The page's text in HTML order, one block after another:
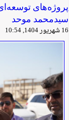
پروژه‌های توسعه‌ای
سیدمحمد موحد
16 شهریور 1404, 10:54